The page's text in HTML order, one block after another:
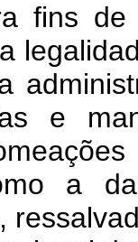
fins de
e
a